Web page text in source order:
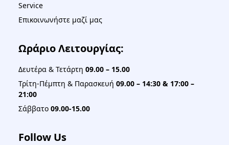
Service
Επικοινωνήστε μαζί μας
Ωράριο Λειτουργίας:
Δευτέρα & Τετάρτη 09.00 – 15.00
Τρίτη-Πέμπτη & Παρασκευή 09.00 – 14:30 & 17:00 –
21:00
Σάββατο 09.00-15.00
Follow Us